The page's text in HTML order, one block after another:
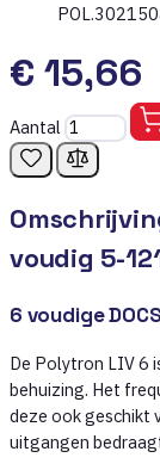
€ 15,66
Aantal
voudig 5-
6 voudige
De Polytron LIV 6
behuizing. Het
deze ook geschikt
uitgangen